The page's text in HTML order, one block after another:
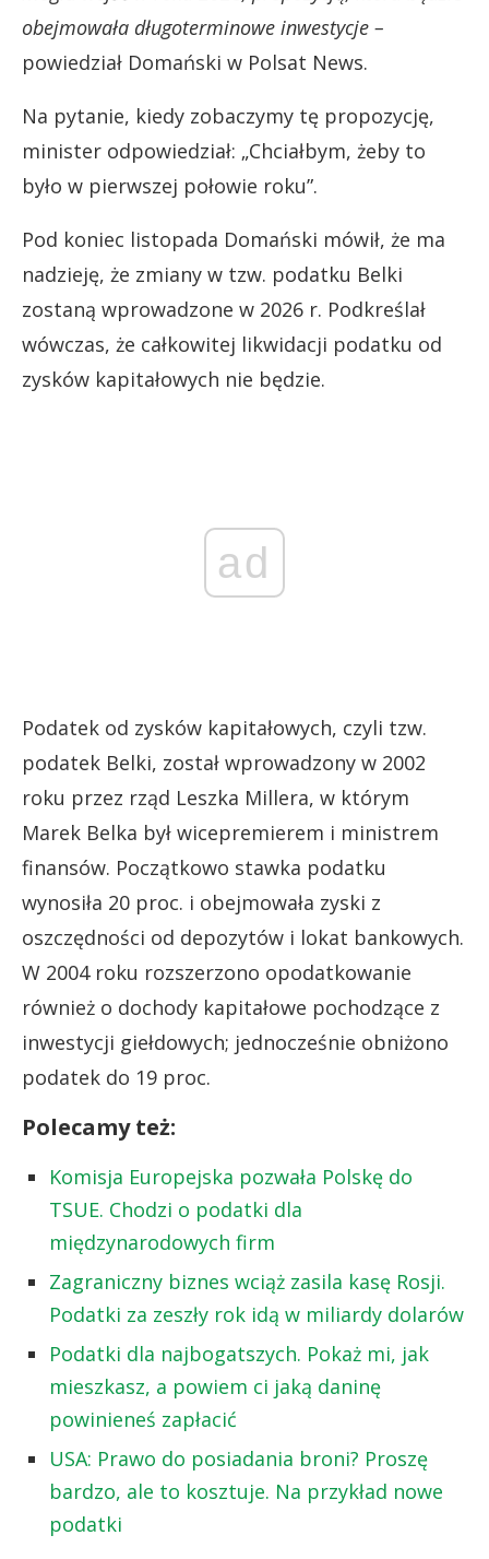
obejmowała długoterminowe inwestycje –
powiedział Domański w Polsat News.
Na pytanie, kiedy zobaczymy tę propozycję,
minister odpowiedział: „Chciałbym, żeby to
było w pierwszej połowie roku”.
Pod koniec listopada Domański mówił, że ma
nadzieję, że zmiany w tzw. podatku Belki
zostaną wprowadzone w 2026 r. Podkreślał
wówczas, że całkowitej likwidacji podatku od
zysków kapitałowych nie będzie.
ad
Podatek od zysków kapitałowych, czyli tzw.
podatek Belki, został wprowadzony w 2002
roku przez rząd Leszka Millera, w którym
Marek Belka był wicepremierem i ministrem
finansów. Początkowo stawka podatku
wynosiła 20 proc. i obejmowała zyski z
oszczędności od depozytów i lokat bankowych.
W 2004 roku rozszerzono opodatkowanie
również o dochody kapitałowe pochodzące z
inwestycji giełdowych; jednocześnie obniżono
podatek do 19 proc.
Polecamy też:
Komisja Europejska pozwała Polskę do
TSUE. Chodzi o podatki dla
międzynarodowych firm
Zagraniczny biznes wciąż zasila kasę Rosji.
Podatki za zeszły rok idą w miliardy dolarów
Podatki dla najbogatszych. Pokaż mi, jak
mieszkasz, a powiem ci jaką daninę
powinieneś zapłacić
USA: Prawo do posiadania broni? Proszę
bardzo, ale to kosztuje. Na przykład nowe
podatki